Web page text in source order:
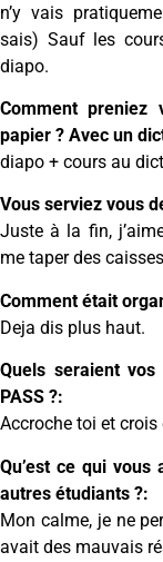
n’y vais
sais) Sauf les
diapo.
Comment
papier ? Avec un
diapo + cours au
Vous serviez vous
Juste à la fin,
me taper des
Comment était
Deja dis plus haut.
Quels seraient
PASS ?:
Accroche toi et
Qu’est ce qui
autres étudiants ?:
Mon calme, je ne
avait des mauvais